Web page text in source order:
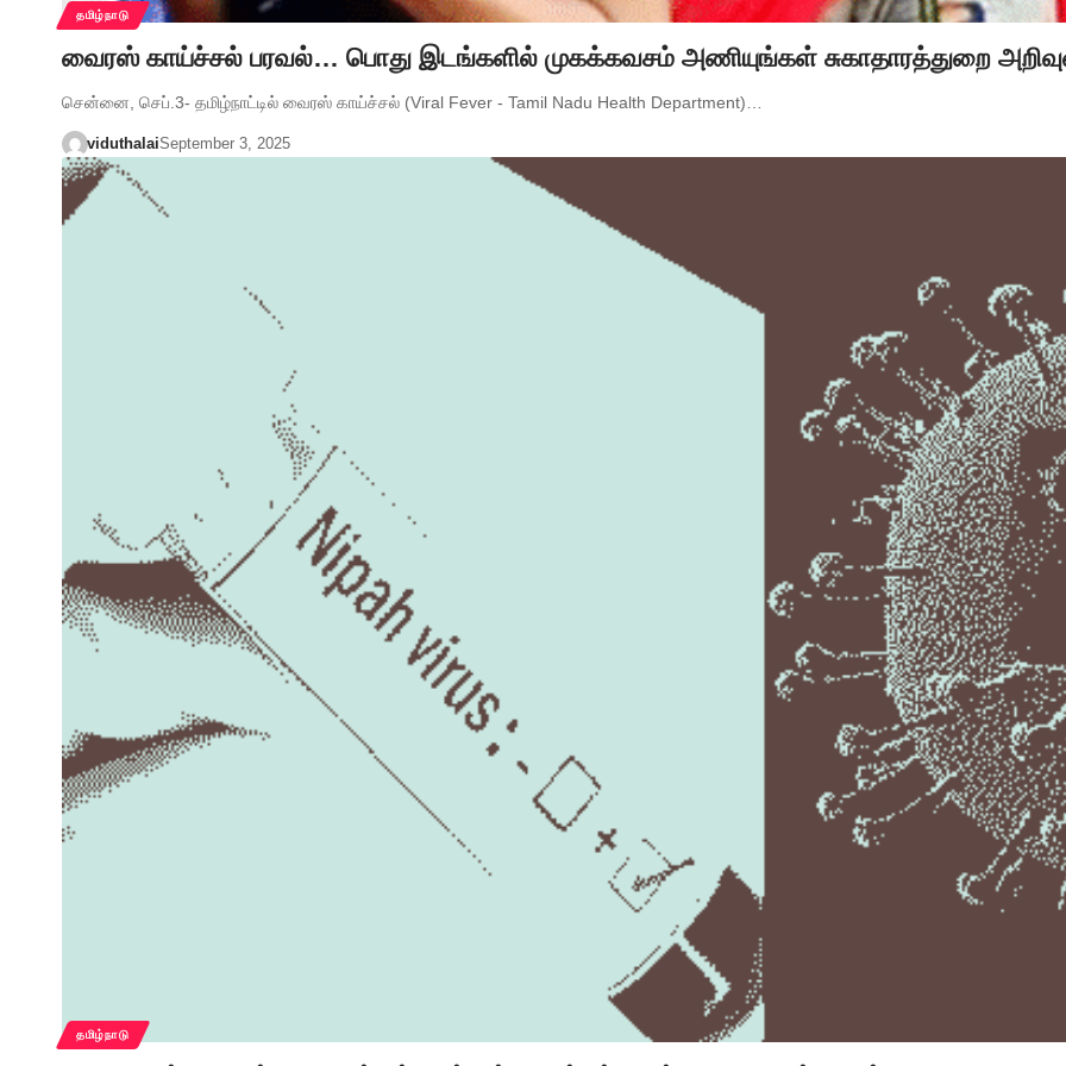
தமிழ்நாடு
வைரஸ் காய்ச்சல் பரவல்… பொது இடங்களில் முகக்கவசம் அணியுங்கள் சுகாதாரத்துறை
சென்னை, செப்.3- தமிழ்நாட்டில் வைரஸ் காய்ச்சல் (Viral Fever - Tamil Nadu Health Department)…
viduthalaiSeptember 3, 2025
தமிழ்நாடு